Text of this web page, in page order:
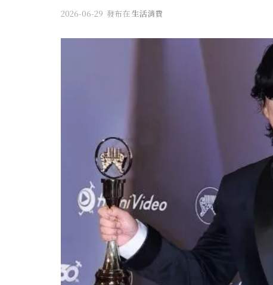
2026-06-29 發布在生活消費